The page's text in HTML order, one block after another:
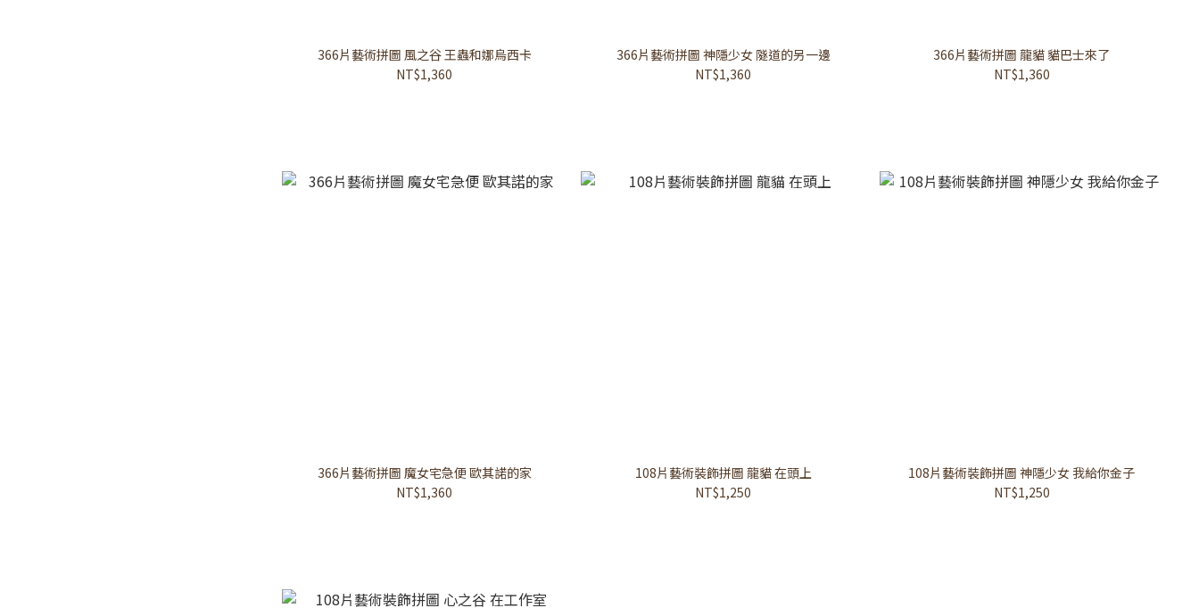
366片藝術拼圖 風之谷 王蟲和娜烏西卡
NT$1,360
366片藝術拼圖 神隱少女 隧道的另一邊
NT$1,360
366片藝術拼圖 龍貓 貓巴士來了
NT$1,360
366片藝術拼圖 魔女宅急便 歐其諾的家
NT$1,360
108片藝術裝飾拼圖 龍貓 在頭上
NT$1,250
108片藝術裝飾拼圖 神隱少女 我給你金子
NT$1,250